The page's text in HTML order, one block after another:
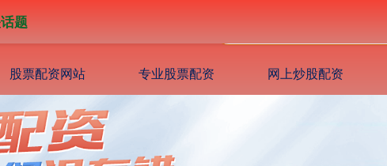
股票配资网站 专业股票配资 网上炒股配资
题